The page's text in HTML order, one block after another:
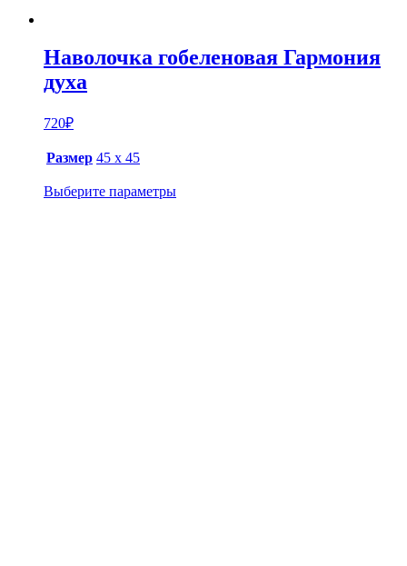
Наволочка гобеленовая Гармония
духа
720₽
Размер 45 х 45
Выберите параметры